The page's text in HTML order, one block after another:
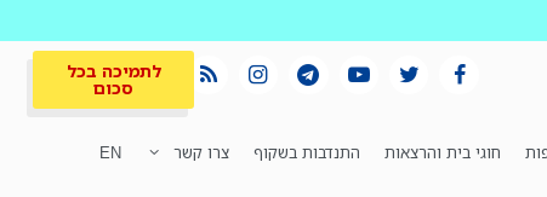
לתמיכה בכל
סכום
חוגי בית והרצאות התנדבות בשקוף צרו קשר EN